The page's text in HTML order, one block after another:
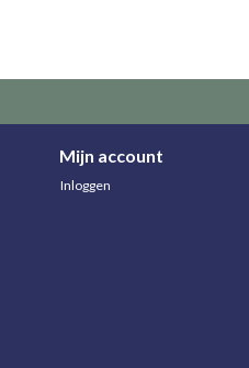
Mijn account
Inloggen